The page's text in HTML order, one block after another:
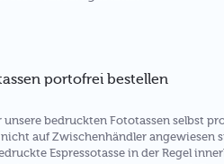
portofrei bestellen
unsere bedruckten Fototassen selbst
auf Zwischenhändler angewiesen
Espressotasse in der Regel